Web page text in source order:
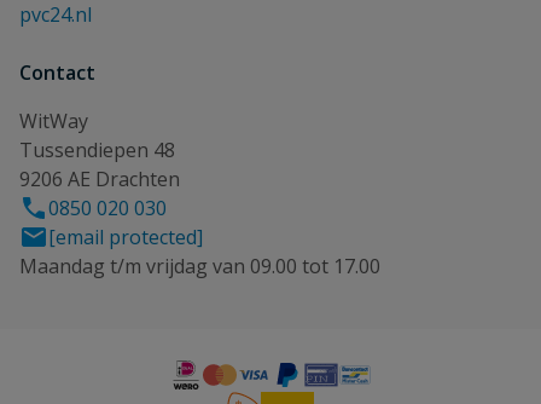
pvc24.nl
Contact
WitWay
Tussendiepen 48
9206 AE Drachten
0850 020 030
[email protected]
Maandag t/m vrijdag van 09.00 tot 17.00